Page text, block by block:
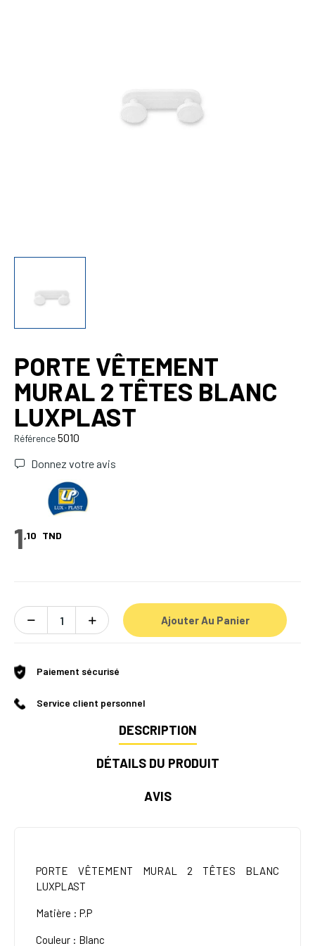
PORTE VÊTEMENT
MURAL 2 TÊTES BLANC
LUXPLAST
Référence5010
Donnez votre avis
1,10 TND
Ajouter Au Panier
Paiement sécurisé
Service client personnel
DESCRIPTION
DÉTAILS DU PRODUIT
AVIS
PORTE VÊTEMENT MURAL 2 TÊTES BLANC
LUXPLAST
Matière : P.P
Couleur : Blanc